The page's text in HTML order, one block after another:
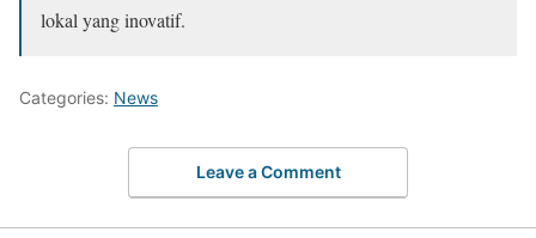
lokal yang inovatif.
Categories: News
Leave a Comment